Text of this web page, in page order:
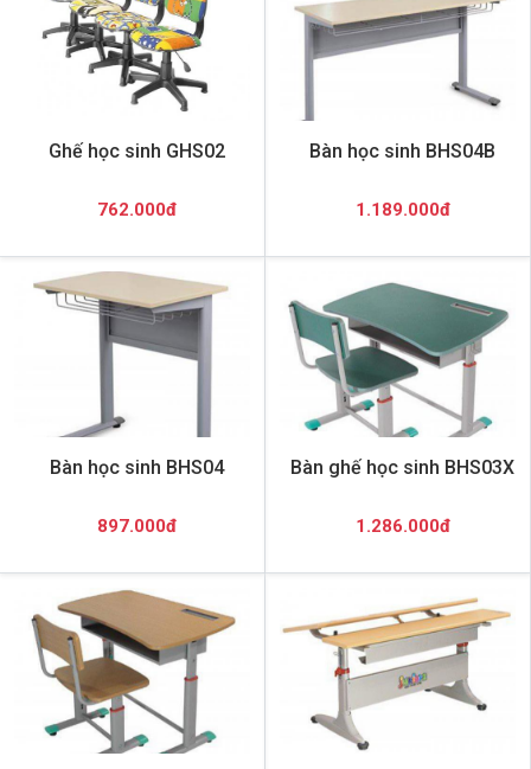
Ghế học sinh GHS02
762.000đ
Bàn học sinh BHS04B
1.189.000đ
Bàn học sinh BHS04
897.000đ
Bàn ghế học sinh BHS03X
1.286.000đ